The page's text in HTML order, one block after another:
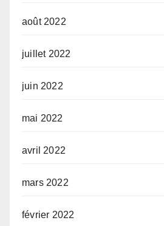
août 2022
juillet 2022
juin 2022
mai 2022
avril 2022
mars 2022
février 2022